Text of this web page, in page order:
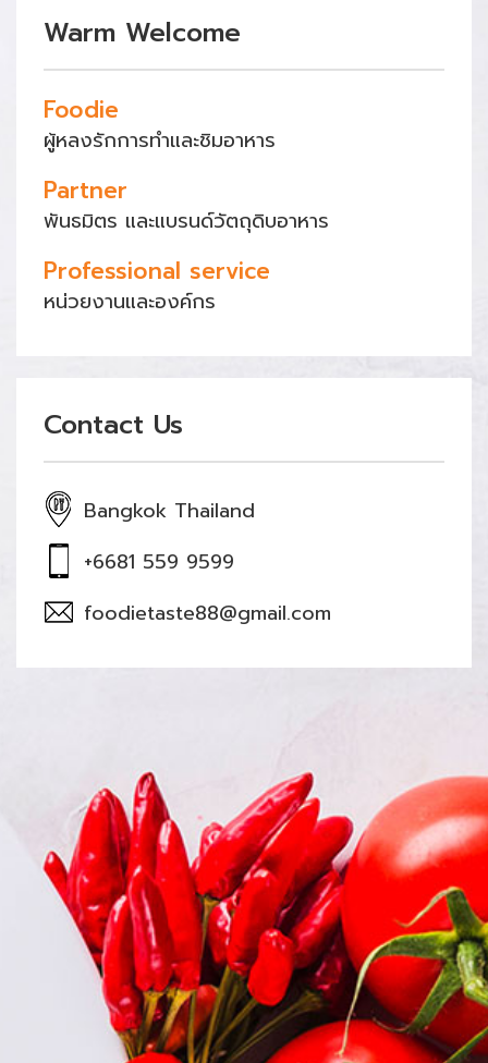
Warm Welcome
Foodie
ผู้หลงรักการทำและชิมอาหาร
Partner
พันธมิตร และแบรนด์วัตถุดิบอาหาร
Professional service
หน่วยงานและองค์กร
Contact Us
Bangkok Thailand
+6681 559 9599
foodietaste88@gmail.com